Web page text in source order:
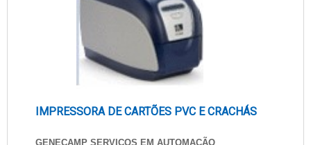
IMPRESSORA DE CARTÕES PVC E CRACHÁS
GENECAMP SERVIÇOS EM AUTOMAÇÃO